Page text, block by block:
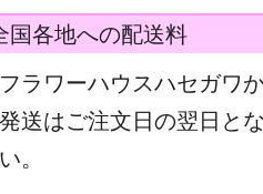
国各地への配送料
フラワーハウスハセガワ
発送はご注文日の翌日と
い。